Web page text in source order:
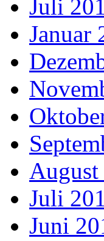
Juli
Januar
August
Juli
Juni